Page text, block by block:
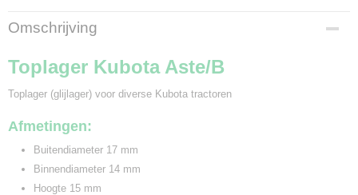
Bruto gewicht
0,10 Kg
Omschrijving
Toplager Kubota Aste/B
Toplager (glijlager) voor diverse Kubota tractoren
Afmetingen:
Buitendiameter 17 mm
Binnendiameter 14 mm
Hoogte 15 mm